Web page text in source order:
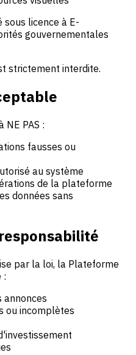
licence à E-
gouvernementales
strictement interdite.
NE PAS :
fausses ou
au système
de la plateforme
données sans
par la loi, la Plateforme
:
annonces
ou incomplètes